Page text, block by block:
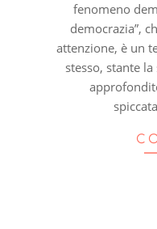
fenomeno
democrazia”,
attenzione, è un
stesso, stante